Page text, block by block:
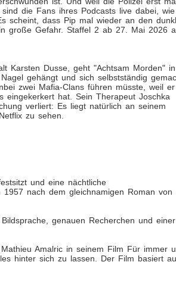
die Fans ihres Podcasts live dabei, wie
scheint, dass Pip mal wieder an den
große Gefahr. Staffel 2 ab 27. Mai 2026
Karsten Dusse, geht "Achtsam Morden" in
gehängt und sich selbstständig
zwei Mafia-Clans führen müsste, weil er
hat. Sein Therapeut Joschka
verliert: Es liegt natürlich an seinem
zu sehen.
und eine nächtliche
nach dem gleichnamigen Roman von
genauen Recherchen und einer
Amalric in seinem Film Für immer
hinter sich zu lassen. Der Film basiert